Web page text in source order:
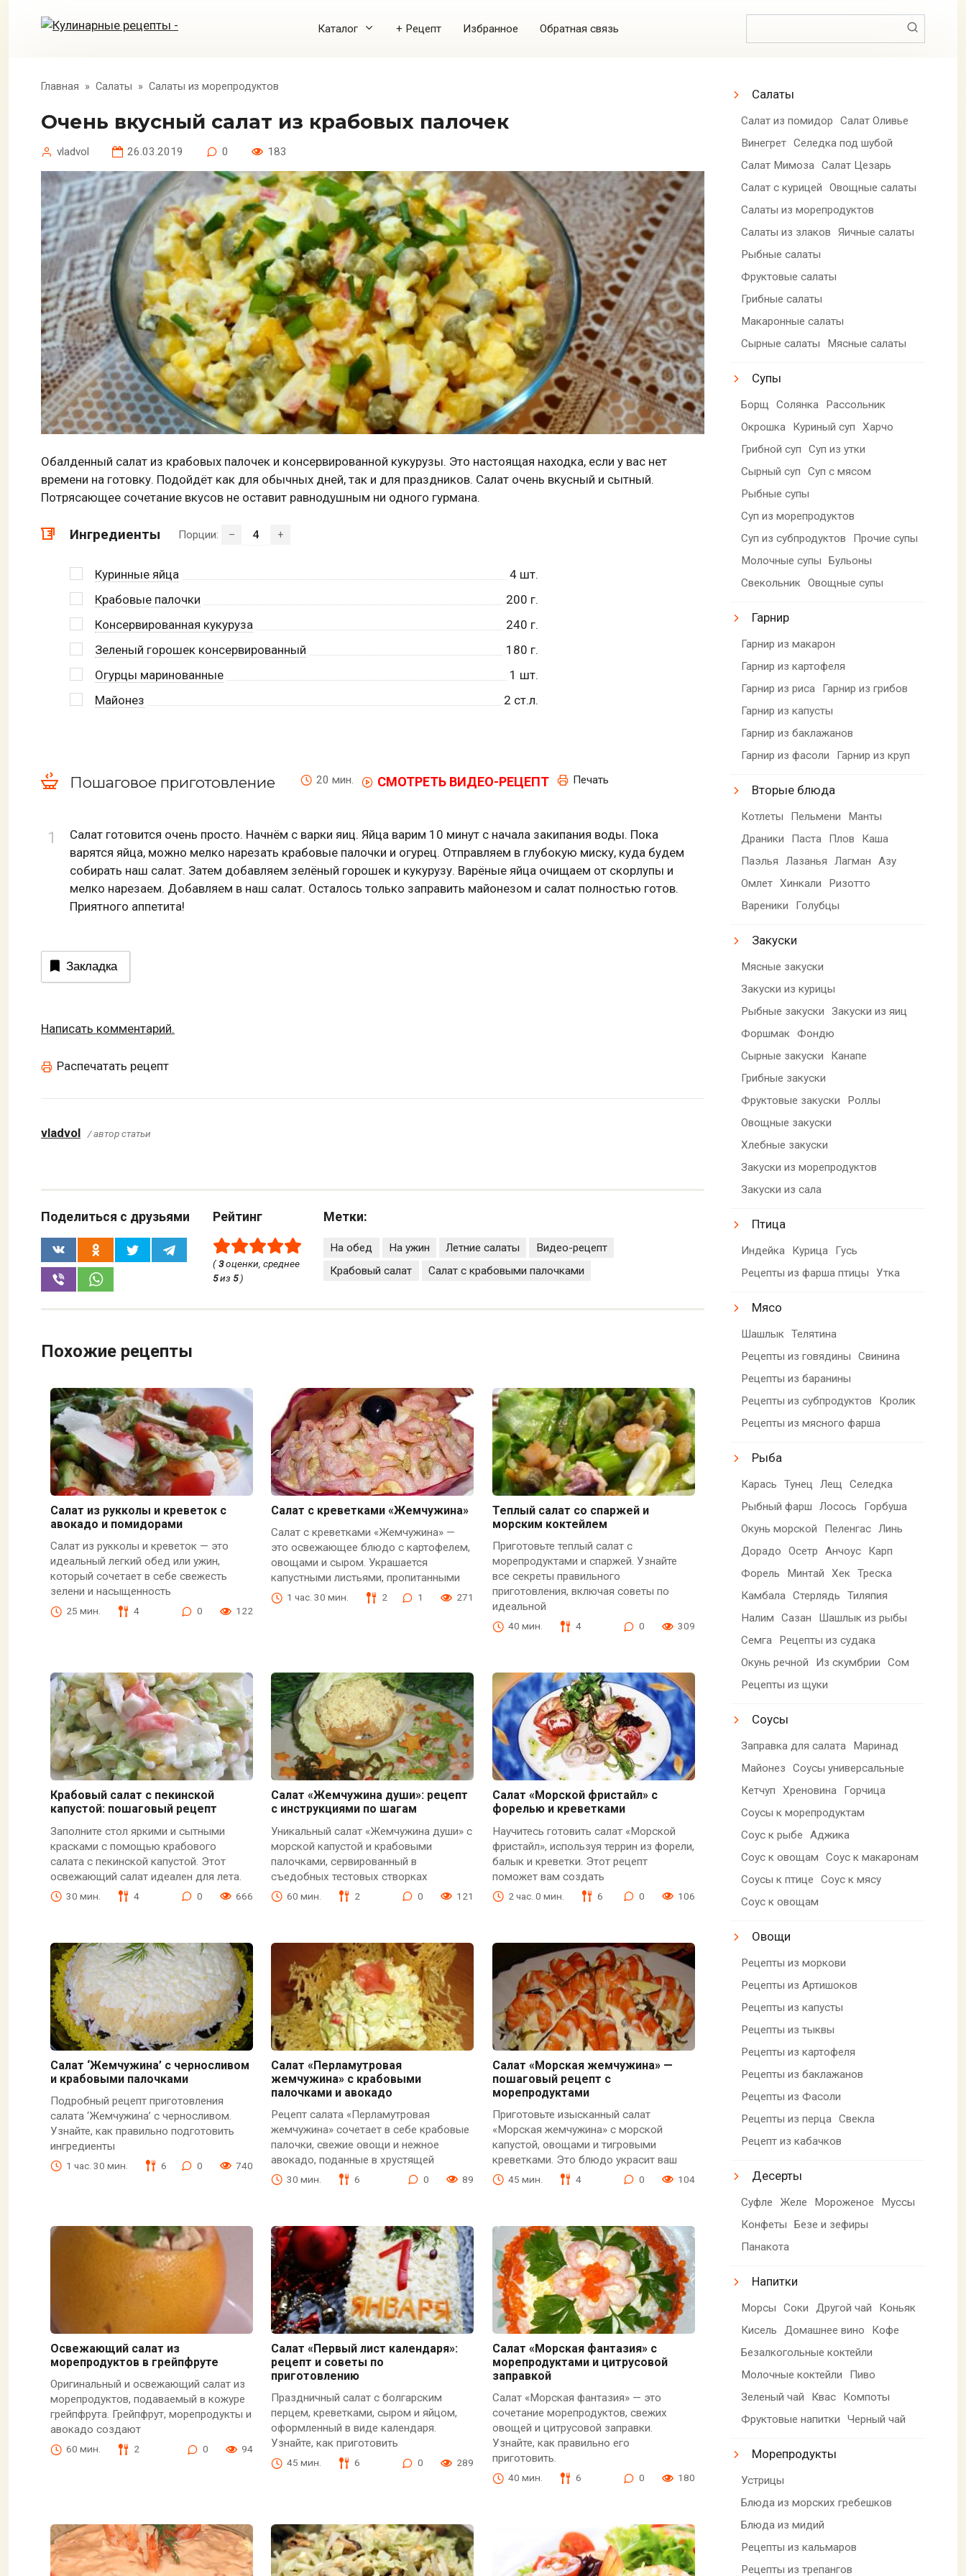
Каталог + Рецепт Избранное Обратная связь
Главная » Салаты » Салаты из морепродуктов
Очень вкусный салат из крабовых палочек
vladvol 26.03.2019 0 183
Обалденный салат из крабовых палочек и консервированной кукурузы. Это настоящая находка, если у вас нет
времени на готовку. Подойдёт как для обычных дней, так и для праздников. Салат очень вкусный и сытный.
Потрясающее сочетание вкусов не оставит равнодушным ни одного гурмана.
Ингредиенты Порции: – +
Куринные яйца 4шт.
Крабовые палочки
200 г.
Консервированная кукуруза
240 г.
Зеленый горошек консервированный
180 г.
Огурцы маринованные
1 шт.
Майонез
2 ст.л.
Пошаговое приготовление 20 мин. СМОТРЕТЬ ВИДЕО-РЕЦЕПТ Печать
Салат готовится очень просто. Начнём с варки яиц. Яйца варим 10 минут с начала закипания воды. Пока
варятся яйца, можно мелко нарезать крабовые палочки и огурец. Отправляем в глубокую миску, куда будем
собирать наш салат. Затем добавляем зелёный горошек и кукурузу. Варёные яйца очищаем от скорлупы и
мелко нарезаем. Добавляем в наш салат. Осталось только заправить майонезом и салат полностью готов.
Приятного аппетита!
Закладка
Написать комментарий.
Распечатать рецепт
vladvol / автор статьи
Поделиться с друзьями Рейтинг
(3оценки, среднее
5из 5)
Метки:
На обед На ужин Летние салаты
Видео-рецепт
Крабовый салат
Салат с крабовыми палочками
Похожие рецепты
Салат из рукколы и креветок с
авокадо и помидорами
Салат из рукколы и креветок — это
идеальный легкий обед или ужин,
который сочетает в себе свежесть
зелени и насыщенность
25 мин. 4 0 122
Салат с креветками «Жемчужина»
Салат с креветками «Жемчужина» —
это освежающее блюдо с картофелем,
овощами и сыром. Украшается
капустными листьями, пропитанными
1 час. 30 мин. 2 1 271
Теплый салат со спаржей и
морским коктейлем
Приготовьте теплый салат с
морепродуктами и спаржей. Узнайте
все секреты правильного
приготовления, включая советы по
идеальной
40 мин. 4 0 309
Крабовый салат с пекинской
капустой: пошаговый рецепт
Заполните стол яркими и сытными
красками с помощью крабового
салата с пекинской капустой. Этот
освежающий салат идеален для лета.
30 мин. 4 0 666
Салат «Жемчужина души»: рецепт
с инструкциями по шагам
Уникальный салат «Жемчужина души» с
морской капустой и крабовыми
палочками, сервированный в
съедобных тестовых створках
60 мин. 2 0 121
Салат «Морской фристайл» с
форелью и креветками
Научитесь готовить салат «Морской
фристайл», используя террин из форели,
балык и креветки. Этот рецепт
поможет вам создать
2 час. 0 мин. 6 0 106
Салат ‘Жемчужина’ с черносливом
и крабовыми палочками
Подробный рецепт приготовления
салата ‘Жемчужина’ с черносливом.
Узнайте, как правильно подготовить
ингредиенты
1 час. 30 мин. 6 0 740
Салат «Перламутровая
жемчужина» с крабовыми
палочками и авокадо
Рецепт салата «Перламутровая
жемчужина» сочетает в себе крабовые
палочки, свежие овощи и нежное
авокадо, поданные в хрустящей
30 мин. 6 0 89
Салат «Морская жемчужина» —
пошаговый рецепт с
морепродуктами
Приготовьте изысканный салат
«Морская жемчужина» с морской
капустой, овощами и тигровыми
креветками. Это блюдо украсит ваш
45 мин. 4 0 104
Освежающий салат из
морепродуктов в грейпфруте
Оригинальный и освежающий салат из
морепродуктов, подаваемый в кожуре
грейпфрута. Грейпфрут, морепродукты и
авокадо создают
60 мин. 2 0 94
Салат «Первый лист календаря»:
рецепт и советы по
приготовлению
Праздничный салат с болгарским
перцем, креветками, сыром и яйцом,
оформленный в виде календаря.
Узнайте, как приготовить
45 мин. 6 0 289
Салат «Морская фантазия» с
морепродуктами и цитрусовой
заправкой
Салат «Морская фантазия» — это
сочетание морепродуктов, свежих
овощей и цитрусовой заправки.
Узнайте, как правильно его
приготовить.
40 мин. 6 0 180
Салаты
Салат из помидор
Салат Оливье
Винегрет Селедка под шубой
Салат Мимоза Салат Цезарь
Салат с курицей
Овощные салаты
Салаты из морепродуктов
Салаты из злаков
Яичные салаты
Рыбные салаты
Фруктовые салаты
Грибные салаты
Макаронные салаты
Сырные салаты
Мясные салаты
Супы
Борщ Солянка
Рассольник
Окрошка
Куриный суп
Харчо
Грибной суп
Суп из утки
Сырный суп
Суп с мясом
Рыбные супы
Суп из морепродуктов
Суп из субпродуктов
Прочие супы
Молочные супы
Бульоны
Свекольник Овощные супы
Гарнир
Гарнир из макарон
Гарнир из картофеля
Гарнир из риса
Гарнир из грибов
Гарнир из капусты
Гарнир из баклажанов
Гарнир из фасоли
Гарнир из круп
Вторые блюда
Котлеты Пельмени
Манты
Драники
Паста Плов
Каша
Паэлья
Лазанья Лагман
Азу
Омлет Хинкали
Ризотто
Вареники
Голубцы
Закуски
Мясные закуски
Закуски из курицы
Рыбные закуски
Закуски из яиц
Форшмак Фондю
Сырные закуски
Канапе
Грибные закуски
Фруктовые закуски
Роллы
Овощные закуски
Хлебные закуски
Закуски из морепродуктов
Закуски из сала
Птица
Индейка Курица
Гусь
Рецепты из фарша птицы
Утка
Мясо
Шашлык Телятина
Рецепты из говядины
Свинина
Рецепты из баранины
Рецепты из субпродуктов
Кролик
Рецепты из мясного фарша
Рыба
Карась Тунец Лещ
Селедка
Рыбный фарш
Лосось
Горбуша
Окунь морской
Пеленгас Линь
Дорадо
Осетр Анчоус
Карп
Форель
Минтай Хек Треска
Камбала Стерлядь
Тиляпия
Налим
Сазан
Шашлык из рыбы
Семга
Рецепты из судака
Окунь речной
Из скумбрии
Сом
Рецепты из щуки
Соусы
Заправка для салата
Маринад
Майонез
Соусы универсальные
Кетчуп
Хреновина
Горчица
Соусы к морепродуктам
Соус к рыбе
Аджика
Соус к овощам
Соус к макаронам
Соусы к птице
Соус к мясу
Соус к овощам
Овощи
Рецепты из моркови
Рецепты из Артишоков
Рецепты из капусты
Рецепты из тыквы
Рецепты из картофеля
Рецепты из баклажанов
Рецепты из Фасоли
Рецепты из перца Свекла
Рецепт из кабачков
Десерты
Суфле Желе Мороженое
Муссы
Конфеты
Безе и зефиры
Панакота
Напитки
Морсы Соки Другой чай
Коньяк
Кисель
Домашнее вино
Кофе
Безалкогольные коктейли
Молочные коктейли
Пиво
Зеленый чай
Квас
Компоты
Фруктовые напитки
Черный чай
Морепродукты
Устрицы
Блюда из морских гребешков
Блюда из мидий
Рецепты из кальмаров
Рецепты из трепангов